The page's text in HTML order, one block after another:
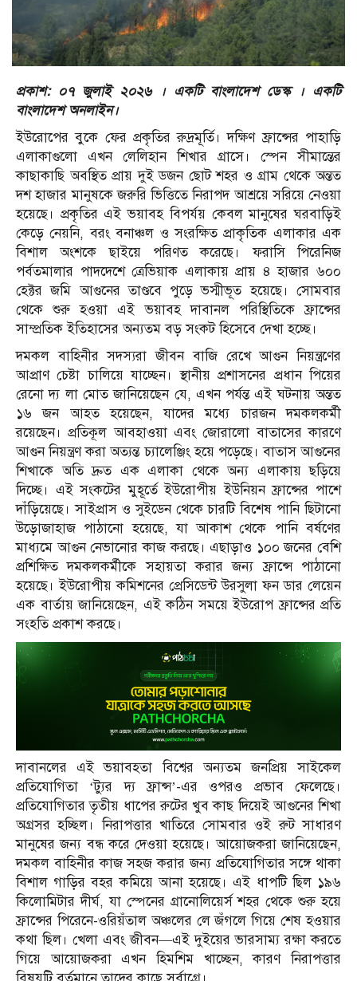
প্রকাশ: ০৭ জুলাই ২০২৬ । একটি বাংলাদেশ ডেস্ক । একটি
বাংলাদেশ অনলাইন।
ইউরোপের বুকে ফের প্রকৃতির রুদ্রমূর্তি। দক্ষিণ ফ্রান্সের পাহাড়ি
এলাকাগুলো এখন লেলিহান শিখার গ্রাসে। স্পেন সীমান্তের
কাছাকাছি অবস্থিত প্রায় দুই ডজন ছোট শহর ও গ্রাম থেকে অন্তত
দশ হাজার মানুষকে জরুরি ভিত্তিতে নিরাপদ আশ্রয়ে সরিয়ে নেওয়া
হয়েছে। প্রকৃতির এই ভয়াবহ বিপর্যয় কেবল মানুষের ঘরবাড়িই
কেড়ে নেয়নি, বরং বনাঞ্চল ও সংরক্ষিত প্রাকৃতিক এলাকার এক
বিশাল অংশকে ছাইয়ে পরিণত করেছে। ফরাসি পিরেনিজ
পর্বতমালার পাদদেশে ত্রেভিয়াক এলাকায় প্রায় ৪ হাজার ৬০০
হেক্টর জমি আগুনের তাণ্ডবে পুড়ে ভস্মীভূত হয়েছে। সোমবার
থেকে শুরু হওয়া এই ভয়াবহ দাবানল পরিস্থিতিকে ফ্রান্সের
সাম্প্রতিক ইতিহাসের অন্যতম বড় সংকট হিসেবে দেখা হচ্ছে।
দমকল বাহিনীর সদস্যরা জীবন বাজি রেখে আগুন নিয়ন্ত্রণের
আপ্রাণ চেষ্টা চালিয়ে যাচ্ছেন। স্থানীয় প্রশাসনের প্রধান পিয়ের
রেনো দ্য লা মোত জানিয়েছেন যে, এখন পর্যন্ত এই ঘটনায় অন্তত
১৬ জন আহত হয়েছেন, যাদের মধ্যে চারজন দমকলকর্মী
রয়েছেন। প্রতিকূল আবহাওয়া এবং জোরালো বাতাসের কারণে
আগুন নিয়ন্ত্রণ করা অত্যন্ত চ্যালেঞ্জিং হয়ে পড়েছে। বাতাস আগুনের
শিখাকে অতি দ্রুত এক এলাকা থেকে অন্য এলাকায় ছড়িয়ে
দিচ্ছে। এই সংকটের মুহূর্তে ইউরোপীয় ইউনিয়ন ফ্রান্সের পাশে
দাঁড়িয়েছে। সাইপ্রাস ও সুইডেন থেকে চারটি বিশেষ পানি ছিটানো
উড়োজাহাজ পাঠানো হয়েছে, যা আকাশ থেকে পানি বর্ষণের
মাধ্যমে আগুন নেভানোর কাজ করছে। এছাড়াও ১০০ জনের বেশি
প্রশিক্ষিত দমকলকর্মীকে সহায়তা করার জন্য ফ্রান্সে পাঠানো
হয়েছে। ইউরোপীয় কমিশনের প্রেসিডেন্ট উরসুলা ফন ডার লেয়েন
এক বার্তায় জানিয়েছেন, এই কঠিন সময়ে ইউরোপ ফ্রান্সের প্রতি
সংহতি প্রকাশ করছে।
দাবানলের এই ভয়াবহতা বিশ্বের অন্যতম জনপ্রিয় সাইকেল
প্রতিযোগিতা ‘ট্যুর দ্য ফ্রান্স’-এর ওপরও প্রভাব ফেলেছে।
প্রতিযোগিতার তৃতীয় ধাপের রুটের খুব কাছ দিয়েই আগুনের শিখা
অগ্রসর হচ্ছিল। নিরাপত্তার খাতিরে সোমবার ওই রুট সাধারণ
মানুষের জন্য বন্ধ করে দেওয়া হয়েছে। আয়োজকরা জানিয়েছেন,
দমকল বাহিনীর কাজ সহজ করার জন্য প্রতিযোগিতার সঙ্গে থাকা
বিশাল গাড়ির বহর কমিয়ে আনা হয়েছে। এই ধাপটি ছিল ১৯৬
কিলোমিটার দীর্ঘ, যা স্পেনের গ্রানোলিয়ের্স শহর থেকে শুরু হয়ে
ফ্রান্সের পিরেনে-ওরিয়ঁতাল অঞ্চলের লে জঁগলে গিয়ে শেষ হওয়ার
কথা ছিল। খেলা এবং জীবন—এই দুইয়ের ভারসাম্য রক্ষা করতে
গিয়ে আয়োজকরা এখন হিমশিম খাচ্ছেন, কারণ নিরাপত্তার